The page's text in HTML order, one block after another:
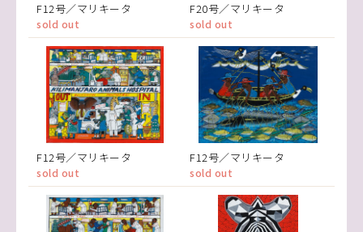
F12号／マリキータ
sold out
F20号／マリキータ
sold out
F12号／マリキータ
sold out
F12号／マリキータ
sold out